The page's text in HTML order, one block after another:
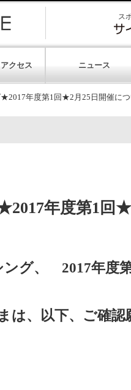
ス
クセス ニュース
年度第1回★2月25日開催に
年度第1回
ング、 2017年度
は、以下、ご確認